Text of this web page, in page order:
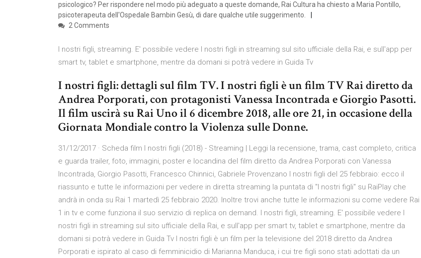
psicologico? Per rispondere nel modo più adeguato a queste domande, Rai Cultura ha chiesto a Maria Pontillo,
psicoterapeuta dell'Ospedale Bambin Gesù, di dare qualche utile suggerimento.
2 Comments
I nostri figli, streaming. E' possibile vedere I nostri figli in streaming sul sito ufficiale della Rai, e sull'app per
smart tv, tablet e smartphone, mentre da domani si potrà vedere in Guida Tv
I nostri figli: dettagli sul film TV. I nostri figli è un film TV Rai diretto da
Andrea Porporati, con protagonisti Vanessa Incontrada e Giorgio Pasotti.
Il film uscirà su Rai Uno il 6 dicembre 2018, alle ore 21, in occasione della
Giornata Mondiale contro la Violenza sulle Donne.
31/12/2017 · Scheda film I nostri figli (2018) - Streaming | Leggi la recensione, trama, cast completo, critica
e guarda trailer, foto, immagini, poster e locandina del film diretto da Andrea Porporati con Vanessa
Incontrada, Giorgio Pasotti, Francesco Chinnici, Gabriele Provenzano I nostri figli del 25 febbraio: ecco il
riassunto e tutte le informazioni per vedere in diretta streaming la puntata di "I nostri figli" su RaiPlay che
andrà in onda su Rai 1 martedì 25 febbraio 2020. Inoltre trovi anche tutte le informazioni su come vedere Rai
1 in tv e come funziona il suo servizio di replica on demand. I nostri figli, streaming. E' possibile vedere I
nostri figli in streaming sul sito ufficiale della Rai, e sull'app per smart tv, tablet e smartphone, mentre da
domani si potrà vedere in Guida Tv I nostri figli è un film per la televisione del 2018 diretto da Andrea
Porporati e ispirato al caso di femminicidio di Marianna Manduca, i cui tre figli sono stati adottati da un